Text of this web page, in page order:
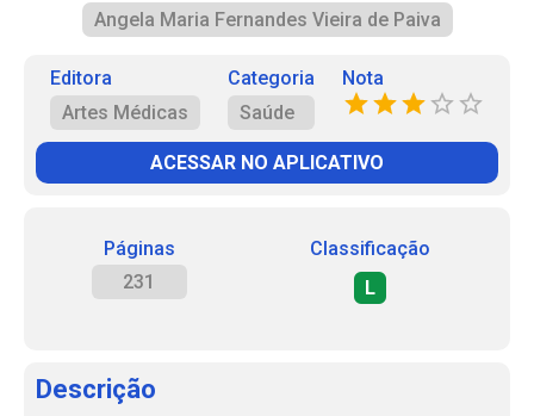
Angela Maria Fernandes Vieira de Paiva
Editora
Artes Médicas
Categoria
Saúde
Nota
ACESSAR NO APLICATIVO
Páginas
231
Classificação
L
Descrição